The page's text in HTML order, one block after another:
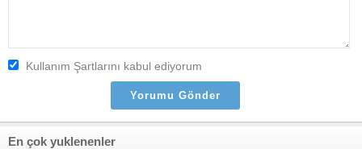
Kullanım Şartlarını kabul ediyorum
En çok yuklenenler